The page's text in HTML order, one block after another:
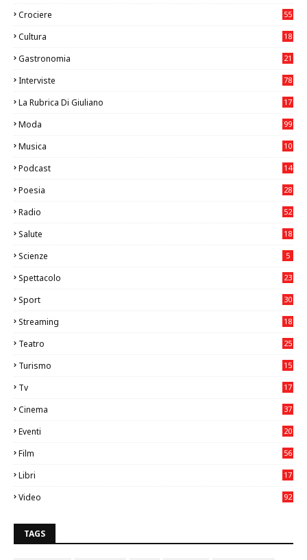
Crociere 55
Cultura
18
Gastronomia
21
Interviste 78
La Rubrica Di Giuliano
17
Moda 99
Musica
10
Podcast 14
Poesia 28
Radio 52
Salute
18
Scienze 5
Spettacolo 23
Sport
30
Streaming 18
Teatro
25
Turismo
15
Tv
17
Cinema
37
Eventi
20
Film
56
Libri
17
Video
92
TAGS